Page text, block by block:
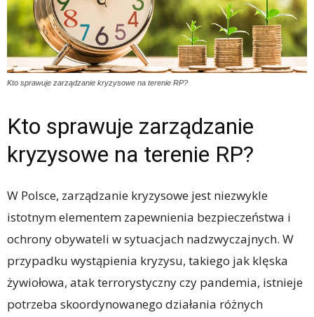
Kto sprawuje zarządzanie kryzysowe na terenie RP?
Kto sprawuje zarządzanie
kryzysowe na terenie RP?
W Polsce, zarządzanie kryzysowe jest niezwykle
istotnym elementem zapewnienia bezpieczeństwa i
ochrony obywateli w sytuacjach nadzwyczajnych. W
przypadku wystąpienia kryzysu, takiego jak klęska
żywiołowa, atak terrorystyczny czy pandemia, istnieje
potrzeba skoordynowanego działania różnych